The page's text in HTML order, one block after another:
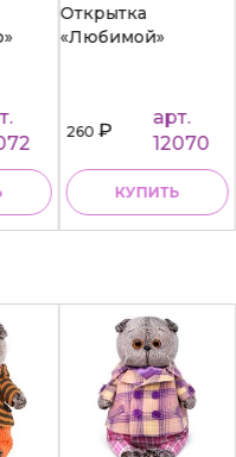
Открытка
«Любимой»
260₽
арт.
12070
КУПИТЬ